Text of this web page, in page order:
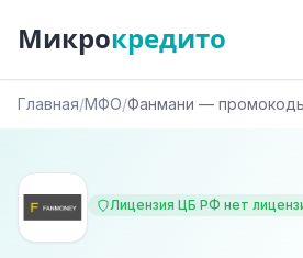
Микрокредито
Главная/МФО/Фанмани —
Лицензия ЦБ РФ нет